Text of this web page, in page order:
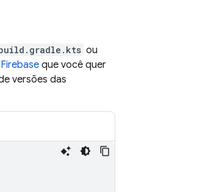
build.gradle.kts ou
que você quer
versões das